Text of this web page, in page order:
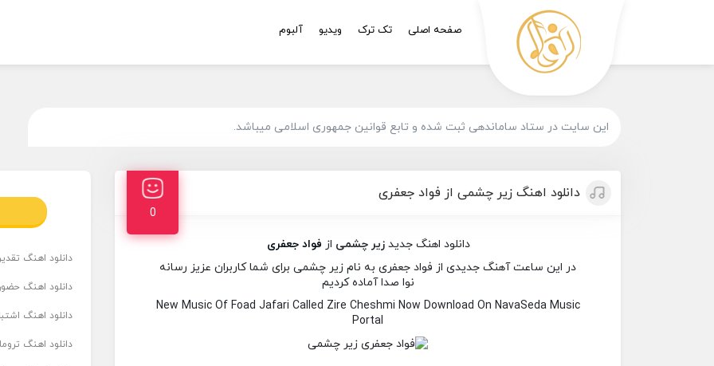
صفحه اصلی تک ترک ویدیو آلبوم
این سایت در ستاد ساماندهی ثبت شده و تابع قوانین جمهوری اسلامی میباشد.
دانلود اهنگ زیر چشمی از فواد جعفری
0
دانلود اهنگ جدید زیر چشمی از فواد جعفری
در این ساعت آهنگ جدیدی از فواد جعفری به نام زیر چشمی برای شما کاربران عزیز رسانه
نوا صدا آماده کردیم
New Music Of Foad Jafari Called Zire Cheshmi Now Download On NavaSeda Music
Portal
دانلود اهنگ
دانلود اهنگ
دانلود اهنگ
دانلود اهنگ